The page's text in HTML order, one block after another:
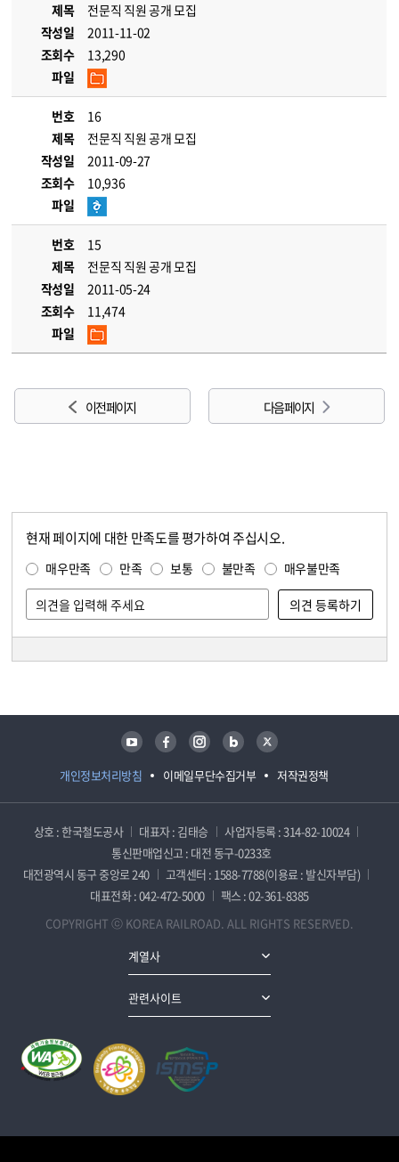
제목
전문직 직원 공개 모집
작성일
2011-11-02
조회수
13,290
파일
번호
16
제목
전문직 직원 공개 모집
작성일
2011-09-27
조회수
10,936
파일
번호
15
제목
전문직 직원 공개 모집
작성일
2011-05-24
조회수
11,474
파일
이전 페이지 다음 페이지
현재 페이지에 대한 만족도를 평가하여 주십시오.
매우만족 만족 보통 불만족 매우불만족
개인정보처리방침 이메일무단수집거부 저작권정책
유튜브 페이스북 인스타그램 블로그 트위터
상호 : 한국철도공사 대표자 : 김태승
사업자등록 : 314-82-10024
통신판매업신고 : 대전 동구-0233호
대전광역시 동구 중앙로 240
고객센터 : 1588-7788(이용료 : 발신자부담)
대표전화 : 042-472-5000
팩스 : 02-361-8385
COPYRIGHT ⓒ KOREA RAILROAD. ALL RIGHTS RESERVED.
계열사
관련사이트